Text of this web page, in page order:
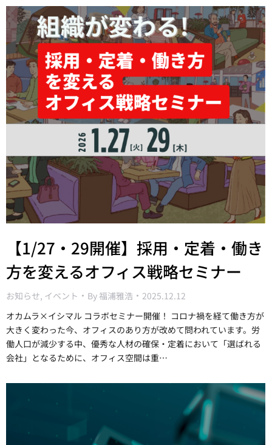
【1/27・29開催】採用・定着・働き
方を変えるオフィス戦略セミナー
お知らせ, イベント By福浦雅浩
2025.12.12
オカムラ×イシマル コラボセミナー開催！ コロナ禍を経て働き方が
大きく変わった今、オフィスのあり方が改めて問われています。労
働人口が減少する中、優秀な人材の確保・定着において「選ばれる
会社」となるために、オフィス空間は重…